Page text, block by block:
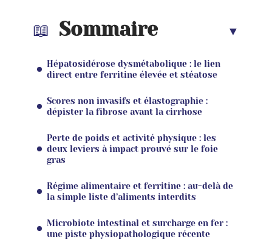
Sommaire
Hépatosidérose dysmétabolique : le lien
direct entre ferritine élevée et stéatose
Scores non invasifs et élastographie :
dépister la fibrose avant la cirrhose
Perte de poids et activité physique : les
deux leviers à impact prouvé sur le foie
gras
Régime alimentaire et ferritine : au-delà de
la simple liste d’aliments interdits
Microbiote intestinal et surcharge en fer :
une piste physiopathologique récente